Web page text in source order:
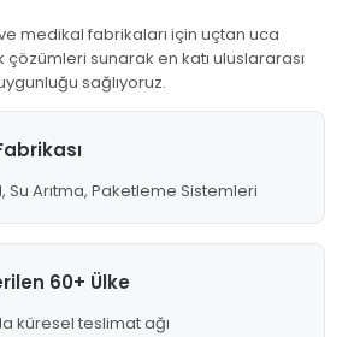
medikal fabrikaları için uçtan uca
sunarak en katı uluslararası
sağlıyoruz.
Su Arıtma, Paketleme Sistemleri
60+ Ülke
küresel teslimat ağı